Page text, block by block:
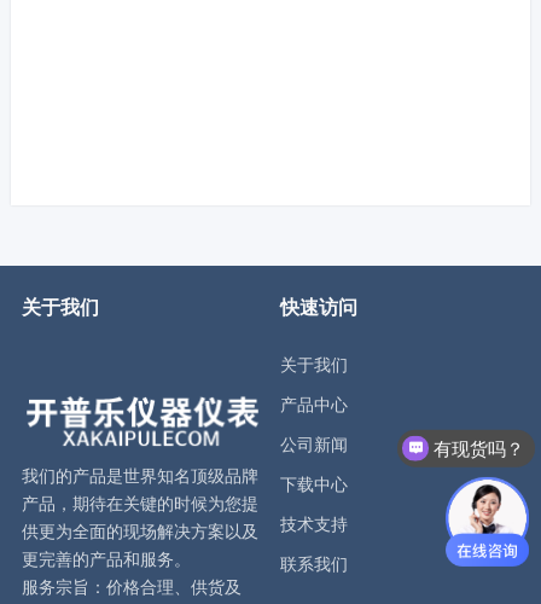
关于我们
我们的产品是世界知名顶级品牌
产品，期待在关键的时候为您提
供更为全面的现场解决方案以及
更完善的产品和服务。
服务宗旨：价格合理、供货及
快速访问
关于我们
产品中心
公司新闻
下载中心
技术支持
联系我们
有现货吗？